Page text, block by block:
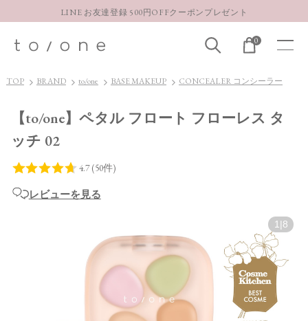
LINE お友達登録 500円OFFクーポンプレゼント
お得な定期購入コースはこちら
LINE お友達登録 500円OFFクーポンプレゼント
0
TOP BRAND to/one BASE MAKEUP CONCEALER コンシーラー
【to/one】ペタル フロート フローレス タ
ッチ 02
レビューを見る
1 | 8